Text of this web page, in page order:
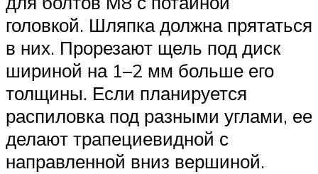
головкой. Шляпка должна прятаться
в них. Прорезают щель под диск
шириной на 1–2 мм больше его
толщины. Если планируется
распиловка под разными углами, ее
делают трапециевидной с
направленной вниз вершиной.